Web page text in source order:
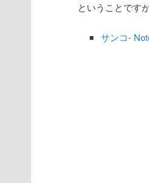
ということです
サンコ-